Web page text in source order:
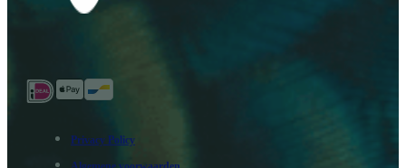
Privacy Policy